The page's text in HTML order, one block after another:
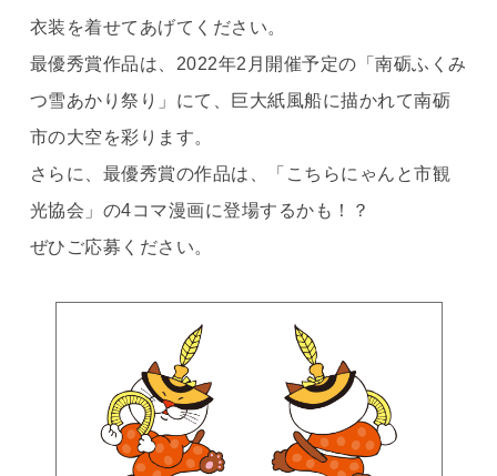
衣装を着せてあげてください。
最優秀賞作品は、2022年2月開催予定の「南砺ふくみ
つ雪あかり祭り」にて、巨大紙風船に描かれて南砺
市の大空を彩ります。
さらに、最優秀賞の作品は、「こちらにゃんと市観
光協会」の4コマ漫画に登場するかも！？
ぜひご応募ください。